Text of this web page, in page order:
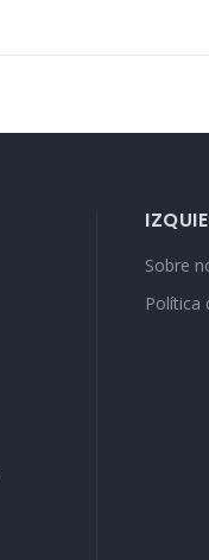
Sobre
Política